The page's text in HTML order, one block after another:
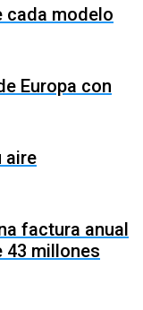
cada modelo
Europa con
aire
factura anual
43 millones